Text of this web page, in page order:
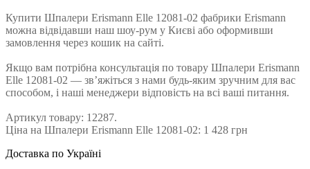
Купити Шпалери Erismann Elle 12081-02 фабрики Erismann
можна відвідавши наш шоу-рум у Києві або оформивши
замовлення через кошик на сайті.
Якщо вам потрібна консультація по товару Шпалери Erismann
Elle 12081-02 — зв’яжіться з нами будь-яким зручним для вас
способом, і наші менеджери відповість на всі ваші питання.
Артикул товару: 12287.
Ціна на Шпалери Erismann Elle 12081-02: 1 428 грн
Доставка по Україні